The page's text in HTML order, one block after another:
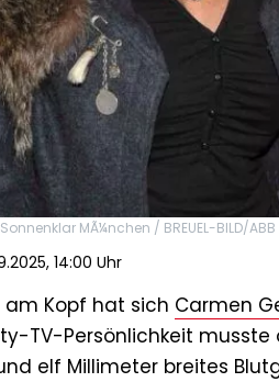
MÃ¼nchen / BREUEL-BILD/ABB
14:00 Uhr
Kopf hat sich Carmen
TV-Persönlichkeit
elf Millimeter breites